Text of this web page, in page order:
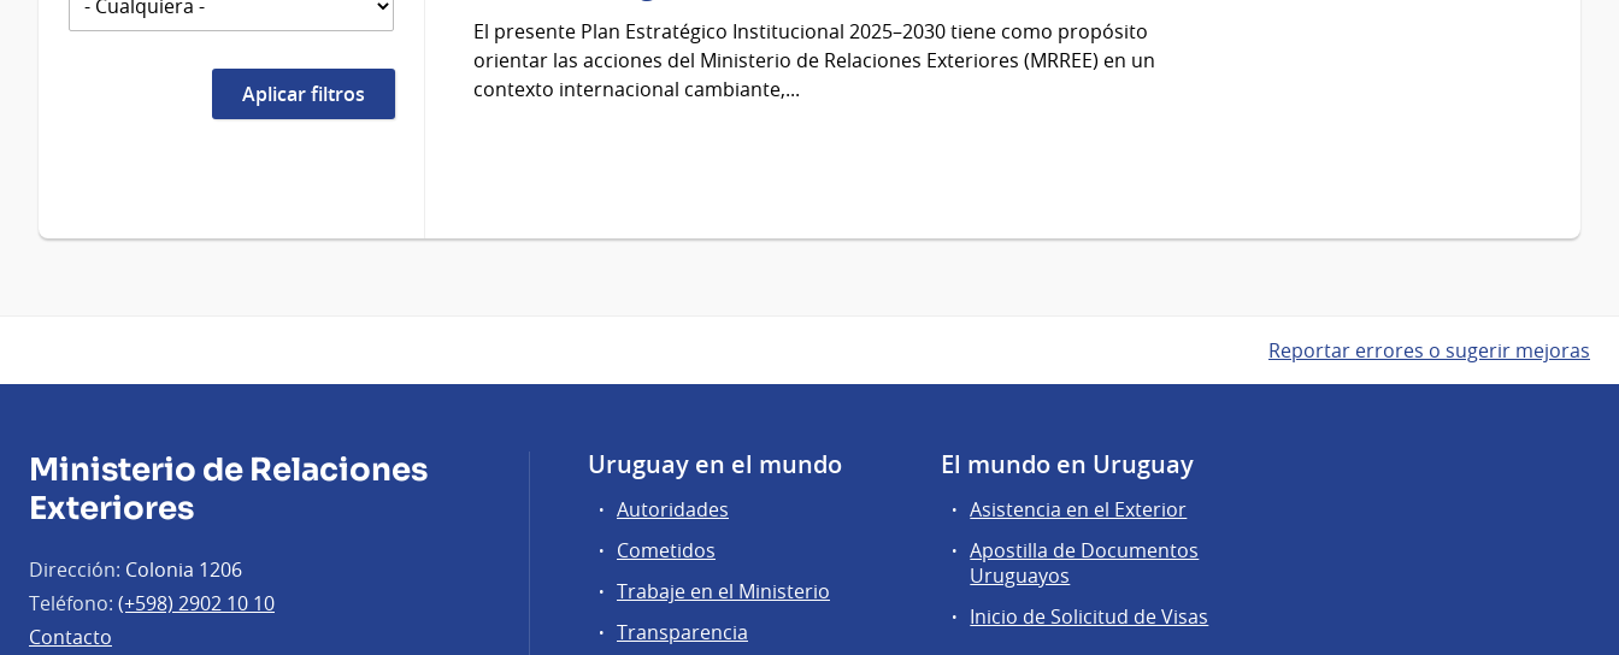
El presente Plan Estratégico Institucional 2025–2030 tiene como propósito
orientar las acciones del Ministerio de Relaciones Exteriores (MRREE) en un
contexto internacional cambiante,...
Reportar errores o sugerir mejoras
Ministerio de Relaciones
Exteriores
Dirección: Colonia 1206
Teléfono: (+598) 2902 10 10
Contacto
Uruguay en el mundo
Autoridades
Cometidos
Trabaje en el Ministerio
Transparencia
El mundo en Uruguay
Asistencia en el Exterior
Apostilla de Documentos
Uruguayos
Inicio de Solicitud de Visas